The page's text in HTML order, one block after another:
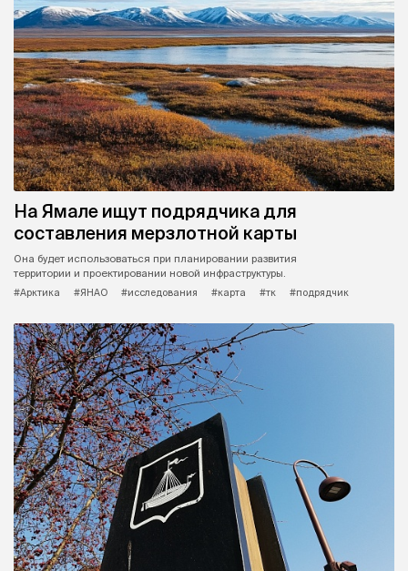
На Ямале ищут подрядчика для
составления мерзлотной карты
Она будет использоваться при планировании развития
территории и проектировании новой инфраструктуры.
#Арктика
#ЯНАО #исследования #карта #тк #подрядчик